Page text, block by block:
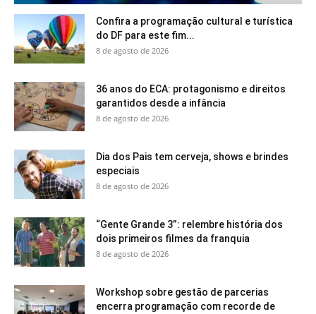
Confira a programação cultural e turística
do DF para este fim...
8 de agosto de 2026
36 anos do ECA: protagonismo e direitos
garantidos desde a infância
8 de agosto de 2026
Dia dos Pais tem cerveja, shows e brindes
especiais
8 de agosto de 2026
“Gente Grande 3”: relembre história dos
dois primeiros filmes da franquia
8 de agosto de 2026
Workshop sobre gestão de parcerias
encerra programação com recorde de